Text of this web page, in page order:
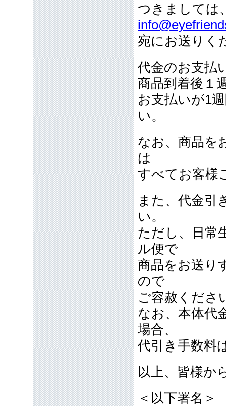
つきましては
宛にお送りく
代金のお支払
商品到着後１
お支払いが1
い。
なお、商品を
は
すべてお客様
また、代金引
い。
ただし、日常
ル便で
商品をお送り
ので
ご容赦くださ
なお、本体代
場合、
代引き手数料
以上、皆様か
＜以下署名＞